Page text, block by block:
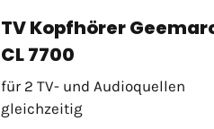
TV Kopfhörer
CL 7700
für 2 TV- und Audioquellen
gleichzeitig